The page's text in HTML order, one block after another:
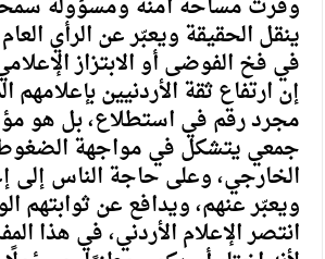
وفّرت مساحة آمنة ومسؤولة
ينقل الحقيقة ويعبّر عن الرأي
في فخ الفوضى أو الابتزاز
إن ارتفاع ثقة الأردنيين
مجرد رقم في استطلاع، بل هو
جمعي يتشكل في مواجهة
الخارجي، وعلى حاجة الناس إلى
ويعبّر عنهم، ويدافع عن ثوابتهم
انتصر الإعلام الأردني، في هذا